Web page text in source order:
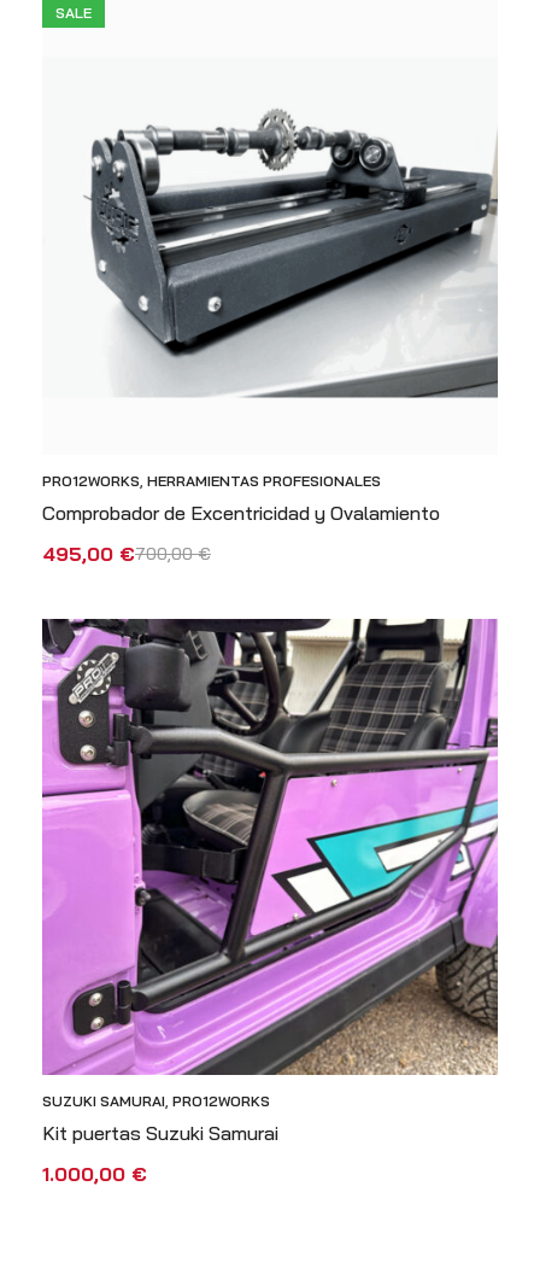
SALE
PRO12WORKS HERRAMIENTAS PROFESIONALES
Comprobador de Excentricidad y Ovalamiento
700,00€
495,00 €
SUZUKI SAMURAI PRO12WORKS
Kit puertas Suzuki Samurai
1.000,00 €